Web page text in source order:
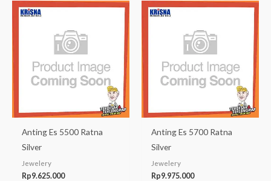
Anting Es 5500 Ratna
Silver
Jewelery
Rp9.625.000
Anting Es 5700 Ratna
Silver
Jewelery
Rp9.975.000